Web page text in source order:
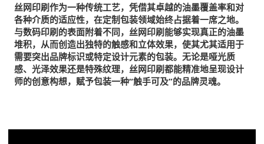
丝网印刷作为一种传统工艺，凭借其卓越的油墨覆盖率和对
各种介质的适应性，在定制包装领域始终占据着一席之地。
与数码印刷的表面附着不同，丝网印刷能够实现真正的油墨
堆积，从而创造出独特的触感和立体效果，使其尤其适用于
需要突出品牌标识或特定设计元素的包装。无论是哑光质
感、光泽效果还是特殊纹理，丝网印刷都能精准地呈现设计
师的创意构想，赋予包装一种“触手可及”的品牌灵魂。